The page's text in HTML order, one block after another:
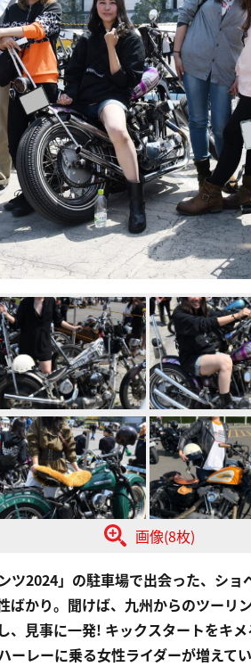
画像(8枚)
ツ2024」の駐車場で出会った、シ
ばかり。聞けば、九州からのツーリ
、見事に一発! キックスタートをキ
ーレーに乗る女性ライダーが増え